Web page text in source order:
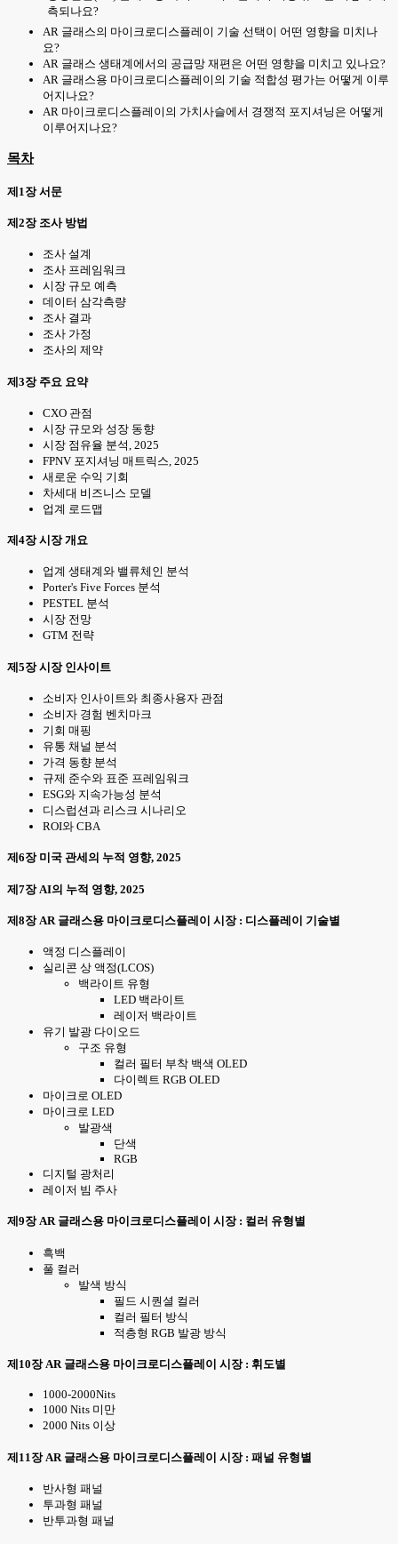
측되나요?
AR 글래스의 마이크로디스플레이 기술 선택이 어떤 영향을 미치나
요?
AR 글래스 생태계에서의 공급망 재편은 어떤 영향을 미치고 있나요?
AR 글래스용 마이크로디스플레이의 기술 적합성 평가는 어떻게 이루
어지나요?
AR 마이크로디스플레이의 가치사슬에서 경쟁적 포지셔닝은 어떻게
이루어지나요?
목차
제1장 서문
제2장 조사 방법
조사 설계
조사 프레임워크
시장 규모 예측
데이터 삼각측량
조사 결과
조사 가정
조사의 제약
제3장 주요 요약
CXO 관점
시장 규모와 성장 동향
시장 점유율 분석, 2025
FPNV 포지셔닝 매트릭스, 2025
새로운 수익 기회
차세대 비즈니스 모델
업계 로드맵
제4장 시장 개요
업계 생태계와 밸류체인 분석
Porter's Five Forces 분석
PESTEL 분석
시장 전망
GTM 전략
제5장 시장 인사이트
소비자 인사이트와 최종사용자 관점
소비자 경험 벤치마크
기회 매핑
유통 채널 분석
가격 동향 분석
규제 준수와 표준 프레임워크
ESG와 지속가능성 분석
디스럽션과 리스크 시나리오
ROI와 CBA
제6장 미국 관세의 누적 영향, 2025
제7장 AI의 누적 영향, 2025
제8장 AR 글래스용 마이크로디스플레이 시장 : 디스플레이 기술별
액정 디스플레이
실리콘 상 액정(LCOS)
백라이트 유형
LED 백라이트
레이저 백라이트
유기 발광 다이오드
구조 유형
컬러 필터 부착 백색 OLED
다이렉트 RGB OLED
마이크로 OLED
마이크로 LED
발광색
단색
RGB
디지털 광처리
레이저 빔 주사
제9장 AR 글래스용 마이크로디스플레이 시장 : 컬러 유형별
흑백
풀 컬러
발색 방식
필드 시퀀셜 컬러
컬러 필터 방식
적층형 RGB 발광 방식
제10장 AR 글래스용 마이크로디스플레이 시장 : 휘도별
1000-2000Nits
1000 Nits 미만
2000 Nits 이상
제11장 AR 글래스용 마이크로디스플레이 시장 : 패널 유형별
반사형 패널
투과형 패널
반투과형 패널